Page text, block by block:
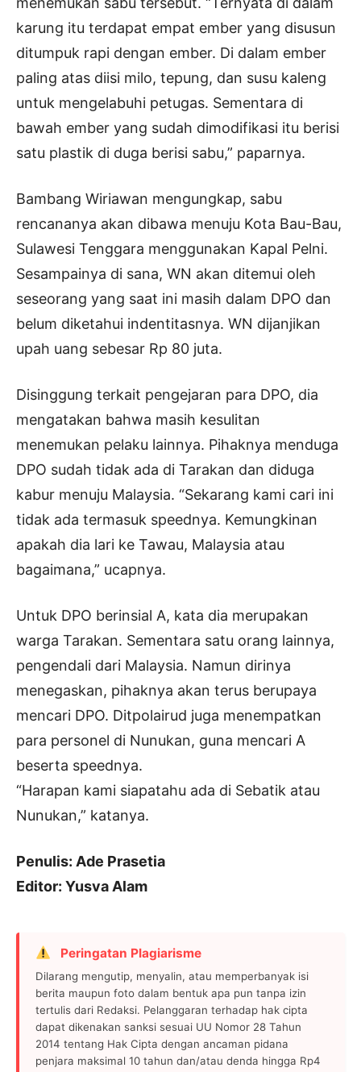
karung itu terdapat empat ember yang disusun
ditumpuk rapi dengan ember. Di dalam ember
paling atas diisi milo, tepung, dan susu kaleng
untuk mengelabuhi petugas. Sementara di
bawah ember yang sudah dimodifikasi itu berisi
satu plastik di duga berisi sabu,” paparnya.
Bambang Wiriawan mengungkap, sabu
rencananya akan dibawa menuju Kota Bau-Bau,
Sulawesi Tenggara menggunakan Kapal Pelni.
Sesampainya di sana, WN akan ditemui oleh
seseorang yang saat ini masih dalam DPO dan
belum diketahui indentitasnya. WN dijanjikan
upah uang sebesar Rp 80 juta.
Disinggung terkait pengejaran para DPO, dia
mengatakan bahwa masih kesulitan
menemukan pelaku lainnya. Pihaknya menduga
DPO sudah tidak ada di Tarakan dan diduga
kabur menuju Malaysia. “Sekarang kami cari ini
tidak ada termasuk speednya. Kemungkinan
apakah dia lari ke Tawau, Malaysia atau
bagaimana,” ucapnya.
Untuk DPO berinsial A, kata dia merupakan
warga Tarakan. Sementara satu orang lainnya,
pengendali dari Malaysia. Namun dirinya
menegaskan, pihaknya akan terus berupaya
mencari DPO. Ditpolairud juga menempatkan
para personel di Nunukan, guna mencari A
beserta speednya.
“Harapan kami siapatahu ada di Sebatik atau
Nunukan,” katanya.
Penulis: Ade Prasetia
Editor: Yusva Alam
Peringatan Plagiarisme
Dilarang mengutip, menyalin, atau memperbanyak isi
berita maupun foto dalam bentuk apa pun tanpa izin
tertulis dari Redaksi. Pelanggaran terhadap hak cipta
dapat dikenakan sanksi sesuai UU Nomor 28 Tahun
2014 tentang Hak Cipta dengan ancaman pidana
penjara maksimal 10 tahun dan/atau denda hingga Rp4